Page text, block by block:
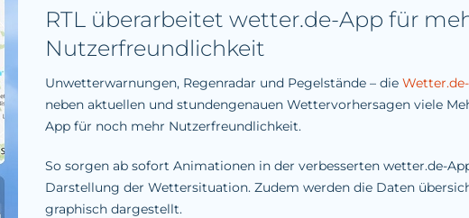
RTL überarbeitet wetter.de-App für
Nutzerfreundlichkeit
Unwetterwarnungen, Regenradar und Pegelstände – die
neben aktuellen und stundengenauen Wettervorhersagen viele
App für noch mehr Nutzerfreundlichkeit.
So sorgen ab sofort Animationen in der verbesserten wetter.de-
Darstellung der Wettersituation. Zudem werden die Daten
graphisch dargestellt.